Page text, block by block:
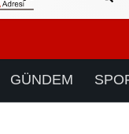
GÜNDEM